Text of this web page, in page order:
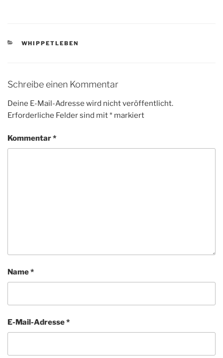
KATEGORIEN
WHIPPETLEBEN
Schreibe einen Kommentar
Deine E-Mail-Adresse wird nicht veröffentlicht.
Erforderliche Felder sind mit* markiert
Kommentar*
Name*
E-Mail-Adresse*